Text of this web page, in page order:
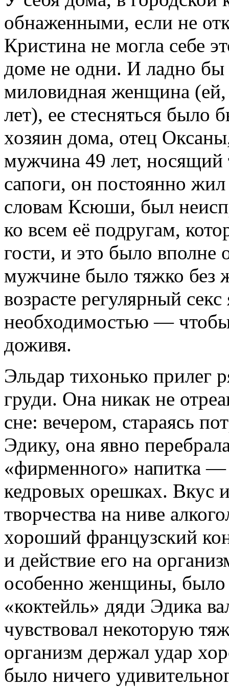
обнаженными, если не
Кристина не могла себе
доме не одни. И ладно бы
миловидная женщина
лет), ее стесняться было
хозяин дома, отец
мужчина 49 лет, носящий
сапоги, он постоянно
словам Ксюши, был
ко всем её подругам,
гости, и это было
мужчине было тяжко без
возрасте регулярный
необходимостью — чтобы
доживя.
Эльдар тихонько прилег
груди. Она никак не
сне: вечером, стараясь
Эдику, она явно
«фирменного» напитка —
кедровых орешках. Вкус
творчества на ниве
хороший французский
и действие его на
особенно женщины,
«коктейль» дяди Эдика
чувствовал некоторую
организм держал удар
было ничего